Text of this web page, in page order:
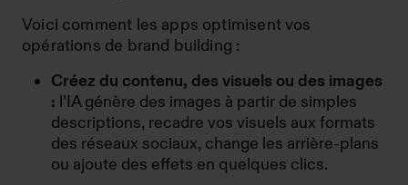
Voici comment les apps optimisent vos
opérations de brand building :
Créez du contenu, des visuels ou des images
: l’IA génère des images à partir de simples
descriptions, recadre vos visuels aux formats
des réseaux sociaux, change les arrière-plans
ou ajoute des effets en quelques clics.